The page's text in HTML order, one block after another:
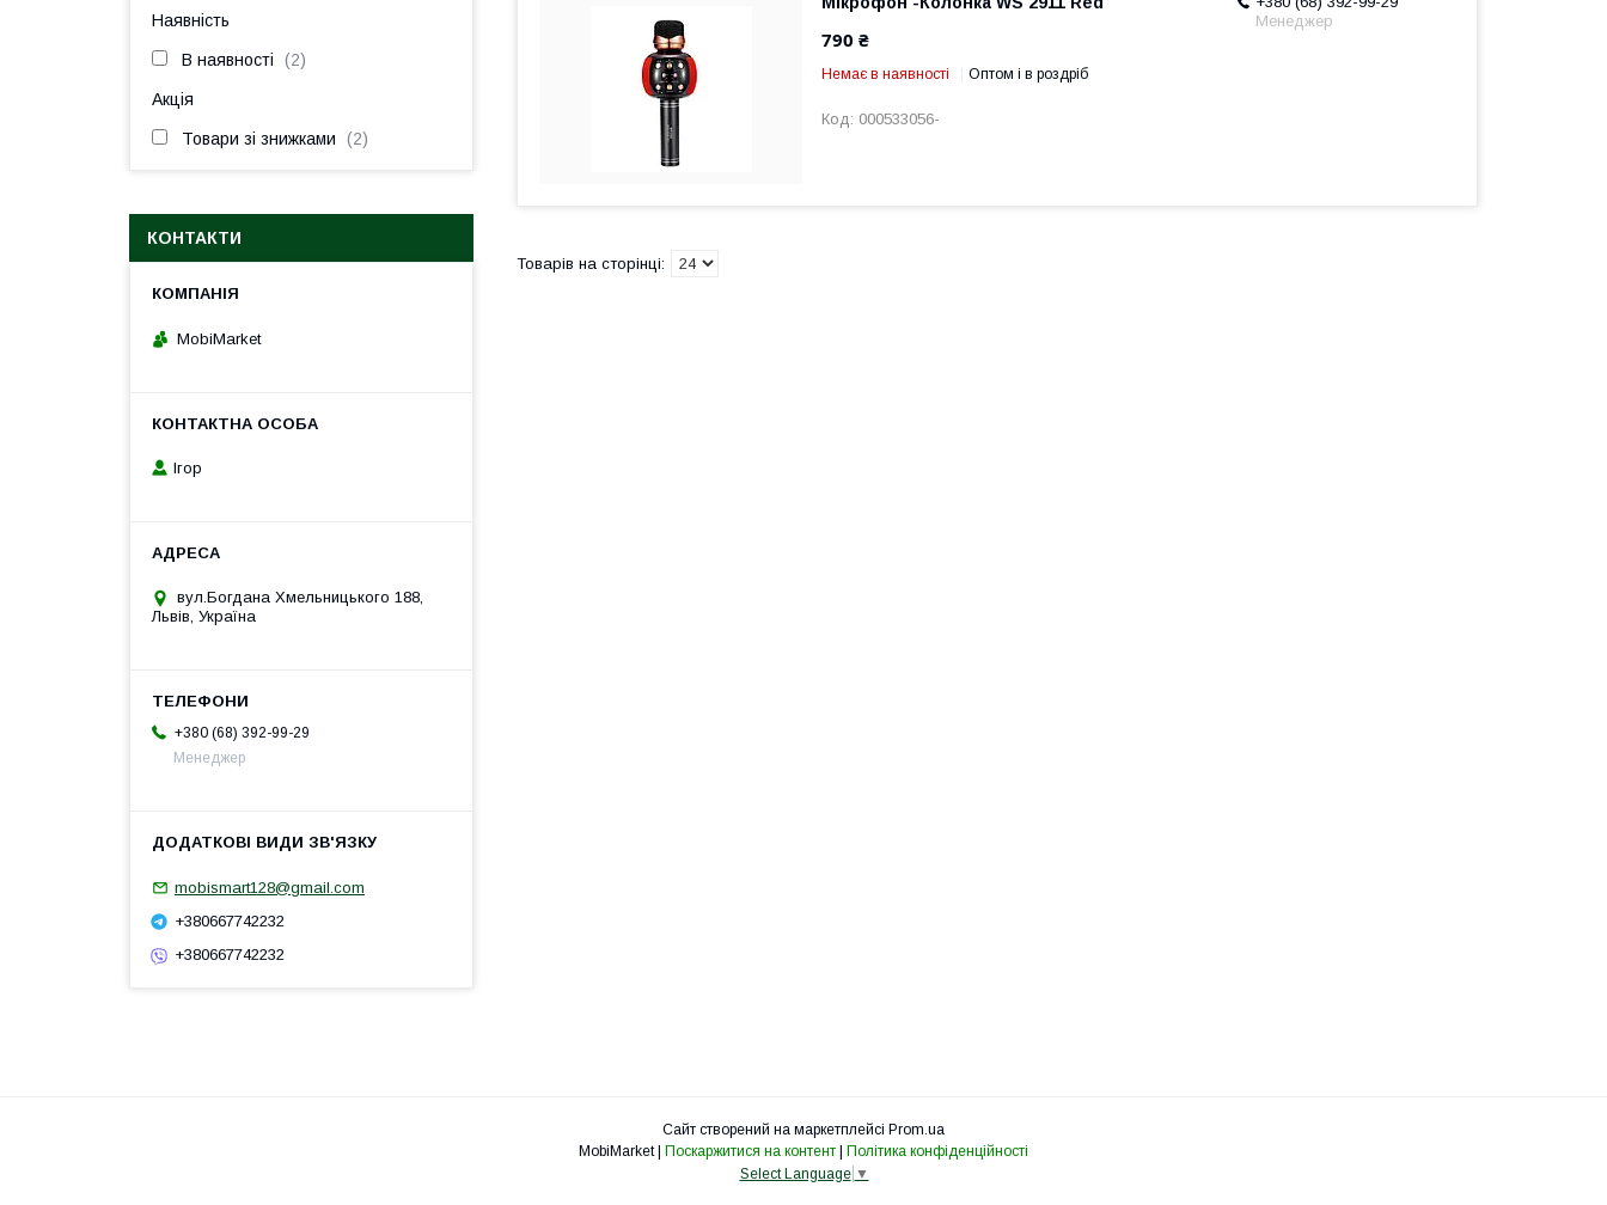
Менеджер
790 ₴
Немає в наявності Оптом і в роздріб
000533056-
Наявність
В наявності 2
Акція
Товари зі знижками 2
КОНТАКТИ
MobiMarket
Ігор
вул.Богдана Хмельницького 188,
Львів, Україна
+380 (68) 392-99-29
Менеджер
mobismart128@gmail.com
+380667742232
+380667742232
Сайт створений на маркетплейсі Prom.ua
MobiMarket | Поскаржитися на контент | Політика конфіденційності
Select Language ▼